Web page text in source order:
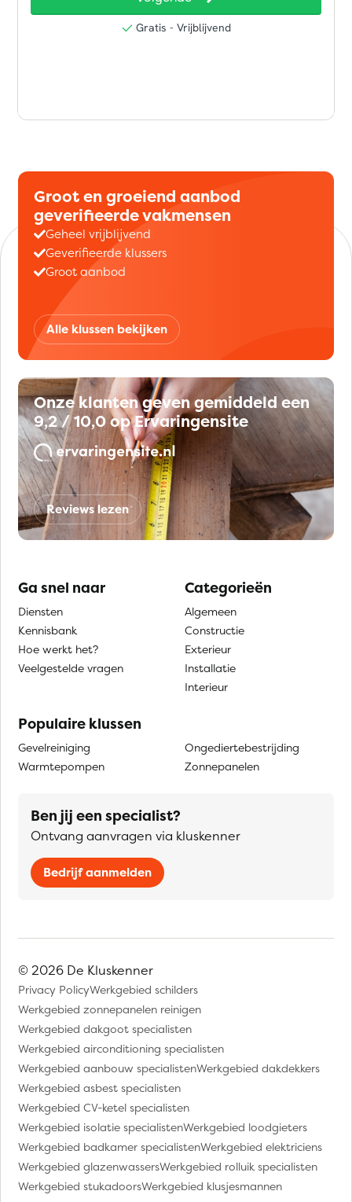
Groot en groeiend aanbod
geverifieerde vakmensen
Geheel vrijblijvend
Geverifieerde klussers
Groot aanbod
Alle klussen bekijken
Onze klanten geven gemiddeld een
9,2 / 10,0 op Ervaringensite
Reviews lezen
Ga snel naar
Diensten
Kennisbank
Hoe werkt het?
Veelgestelde vragen
Categorieën
Algemeen
Constructie
Exterieur
Installatie
Interieur
Populaire klussen
Gevelreiniging
Warmtepompen
Ongediertebestrijding
Zonnepanelen
Ben jij een specialist?
Ontvang aanvragen via kluskenner
Bedrijf aanmelden
© 2026 De Kluskenner
Privacy PolicyWerkgebied schilders
Werkgebied zonnepanelen reinigen
Werkgebied dakgoot specialisten
Werkgebied airconditioning specialisten
Werkgebied aanbouw specialistenWerkgebied dakdekkers
Werkgebied asbest specialisten
Werkgebied CV-ketel specialisten
Werkgebied isolatie specialistenWerkgebied loodgieters
Werkgebied badkamer specialistenWerkgebied elektriciens
Werkgebied glazenwassersWerkgebied rolluik specialisten
Werkgebied stukadoorsWerkgebied klusjesmannen